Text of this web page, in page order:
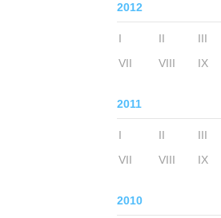
2012
I II III
VII
VIII IX
2011
I II III
VII
VIII IX
2010